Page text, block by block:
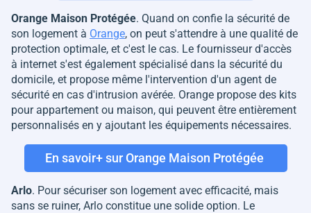
Orange Maison Protégée. Quand on confie la sécurité de
son logement à Orange, on peut s'attendre à une qualité de
protection optimale, et c'est le cas. Le fournisseur d'accès
à internet s'est également spécialisé dans la sécurité du
domicile, et propose même l'intervention d'un agent de
sécurité en cas d'intrusion avérée. Orange propose des kits
pour appartement ou maison, qui peuvent être entièrement
personnalisés en y ajoutant les équipements nécessaires.
En savoir+ sur Orange Maison Protégée
Arlo. Pour sécuriser son logement avec efficacité, mais
sans se ruiner, Arlo constitue une solide option. Le